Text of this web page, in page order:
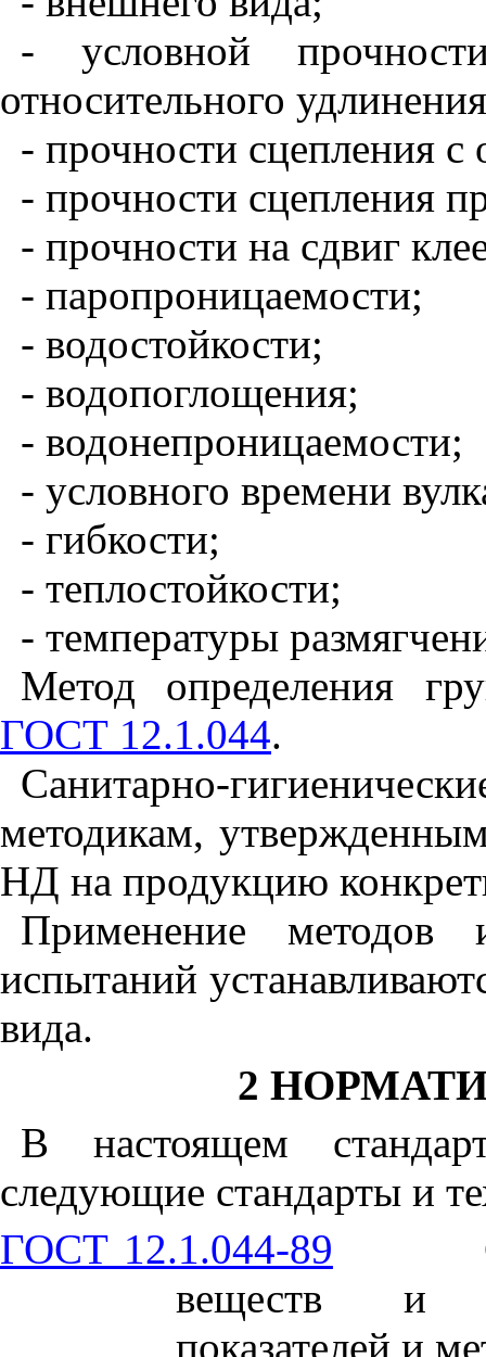
- условной
относительного
- прочности сцепления с
- прочности сцепления
- прочности на сдвиг
- паропроницаемости;
- водостойкости;
- водопоглощения;
- водонепроницаемости;
- условного времени
- гибкости;
- теплостойкости;
- температуры
Метод определения
ГОСТ 12.1.044.
Санитарно-
методикам,
НД на продукцию
Применение методов
испытаний
вида.
2
В настоящем
следующие стандарты и
ГОСТ 12.1.044-89
веществ и
показателей и